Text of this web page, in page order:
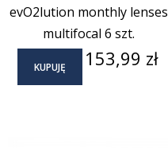
evO2lution monthly lenses
multifocal 6 szt.
KUPUJĘ Cena
153,99 zł